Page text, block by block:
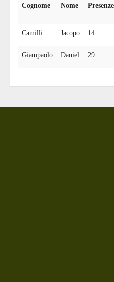
Cognome Nome Presenze
Camilli Jacopo 14
Giampaolo Daniel 29